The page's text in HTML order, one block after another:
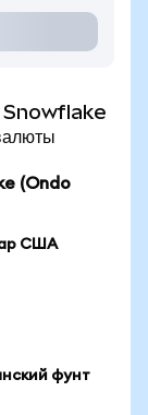
Snowflake
(Ondo
США
фунт